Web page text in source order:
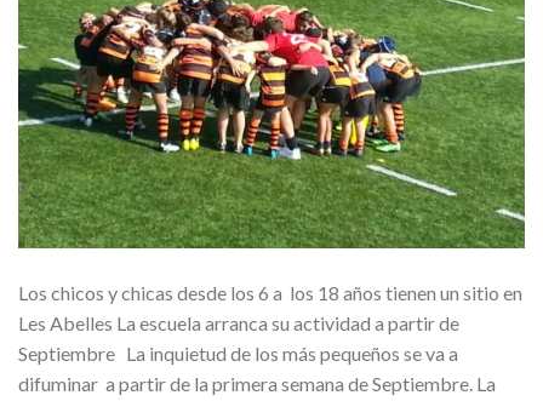
Los chicos y chicas desde los 6 a los 18 años tienen un sitio en
Les Abelles La escuela arranca su actividad a partir de
Septiembre La inquietud de los más pequeños se va a
difuminar a partir de la primera semana de Septiembre. La